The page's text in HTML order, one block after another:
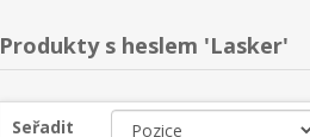
Produkty s heslem 'Lasker'
Seřadit